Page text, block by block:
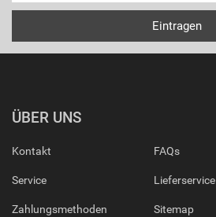
ÜBER UNS
Kontakt
Service
Zahlungsmethoden
FAQs
Lieferservice
Sitemap